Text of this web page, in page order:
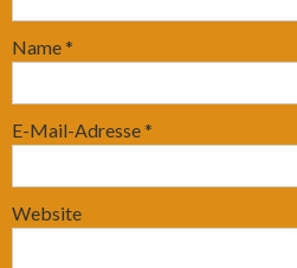
Name*
E-Mail-Adresse*
Website